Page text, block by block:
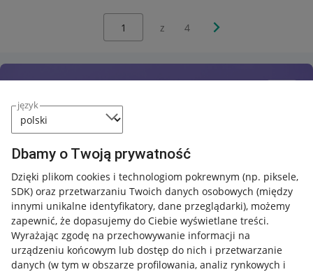
język
Dbamy o Twoją prywatność
Dzięki plikom cookies i technologiom pokrewnym (np. piksele,
SDK) oraz przetwarzaniu Twoich danych osobowych (między
innymi unikalne identyfikatory, dane przeglądarki), możemy
zapewnić, że dopasujemy do Ciebie wyświetlane treści.
Wyrażając zgodę na przechowywanie informacji na
urządzeniu końcowym lub dostęp do nich i przetwarzanie
danych (w tym w obszarze profilowania, analiz rynkowych i
z 4 Następna strona